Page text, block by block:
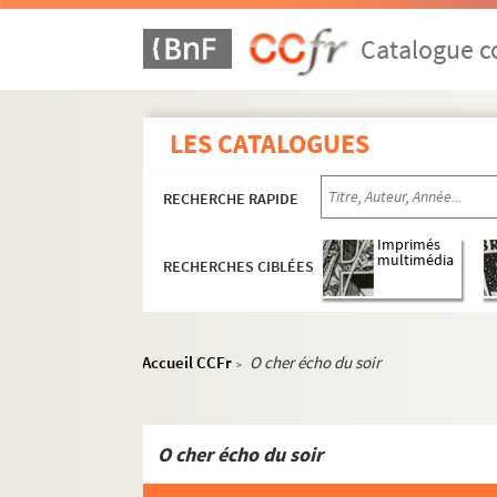
Catalogue
LES CATALOGUES
RECHERCHE RAPIDE
RECHERCHES CIBLÉES
Imprimés
multimédia
Accueil CCFr > O cher écho du soir
O cher écho du soir
ORG C.3/2. Partitions de
ORG C.3/2. Partitions de Clavet, A.
ORG C.3/4. Partitions de Coedés,
ORG C.3/4. Partitions de Collin,
ORG C.3/4. Partitions de Colo-
ORG C.3/4. Partitions de Colomb,
ORG C.3/4. Partitions de Combret,
ORG C.3/4. Partitions de Comettant,
ORG C.3/4. Partitions de Coquatrix,
ORG C.3/4. Partitions de Corbeau, F.